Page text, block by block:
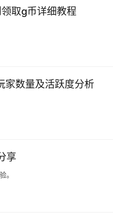
取g币详细教程
家数量及活跃度分析
享
。